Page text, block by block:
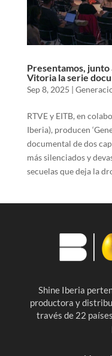
Presentamos, junto
Vitoria la serie
Sep 8, 2025 |
RTVE y EITB, en
Iberia), producen
documental de dos
más silenciados y
secuelas que deja la
Shine Iberia
productora y
través de 22